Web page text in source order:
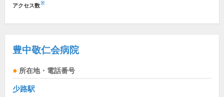
アクセス数※
豊中敬仁会病院
所在地・電話番号
少路駅